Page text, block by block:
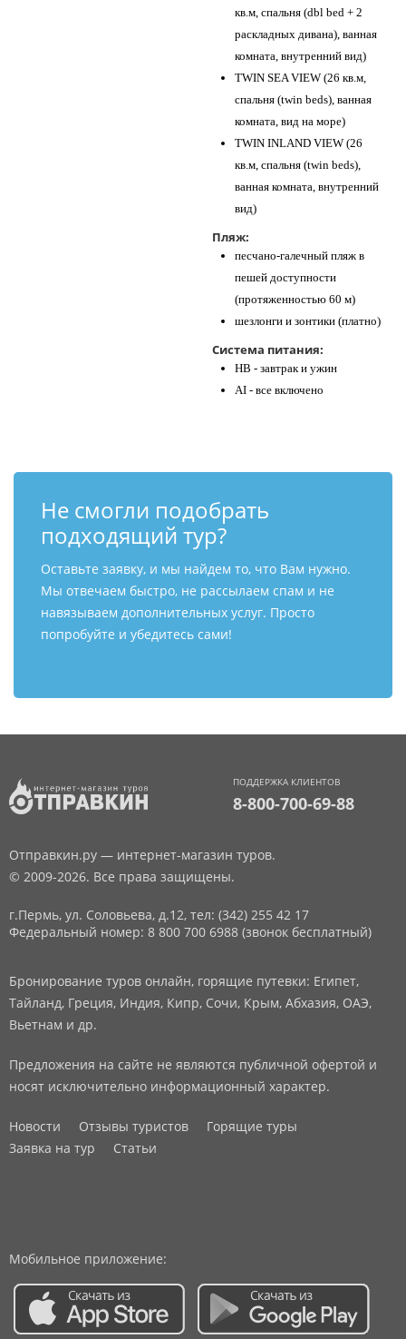
кв.м, спальня (dbl bed + 2
раскладных дивана), ванная
комната, внутренний вид)
TWIN SEA VIEW (26 кв.м,
спальня (twin beds), ванная
комната, вид на море)
TWIN INLAND VIEW (26
кв.м, спальня (twin beds),
ванная комната, внутренний
вид)
Пляж:
песчано-галечный пляж в
пешей доступности
(протяженностью 60 м)
шезлонги и зонтики (платно)
Система питания:
HB - завтрак и ужин
AI - все включено
Не смогли подобрать
подходящий тур?
Оставьте заявку, и мы найдем то, что Вам нужно.
Мы отвечаем быстро, не рассылаем спам и не
навязываем дополнительных услуг. Просто
попробуйте и убедитесь сами!
ПОДДЕРЖКА КЛИЕНТОВ
8-800-700-69-88
Отправкин.ру — интернет-магазин туров.
© 2009-2026. Все права защищены.
г.Пермь, ул. Соловьева, д.12, тел: (342) 255 42 17
Федеральный номер: 8 800 700 6988 (звонок бесплатный)
Бронирование туров онлайн, горящие путевки: Египет,
Тайланд, Греция, Индия, Кипр, Сочи, Крым, Абхазия, ОАЭ,
Вьетнам и др.
Предложения на сайте не являются публичной офертой и
носят исключительно информационный характер.
Новости Отзывы туристов
Горящие туры
Заявка на тур
Статьи
Мобильное приложение: